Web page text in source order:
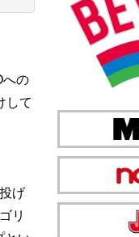
の
して
げ
リ